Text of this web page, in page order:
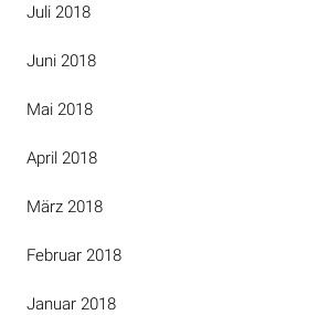
Juli 2018
Juni 2018
Mai 2018
April 2018
März 2018
Februar 2018
Januar 2018